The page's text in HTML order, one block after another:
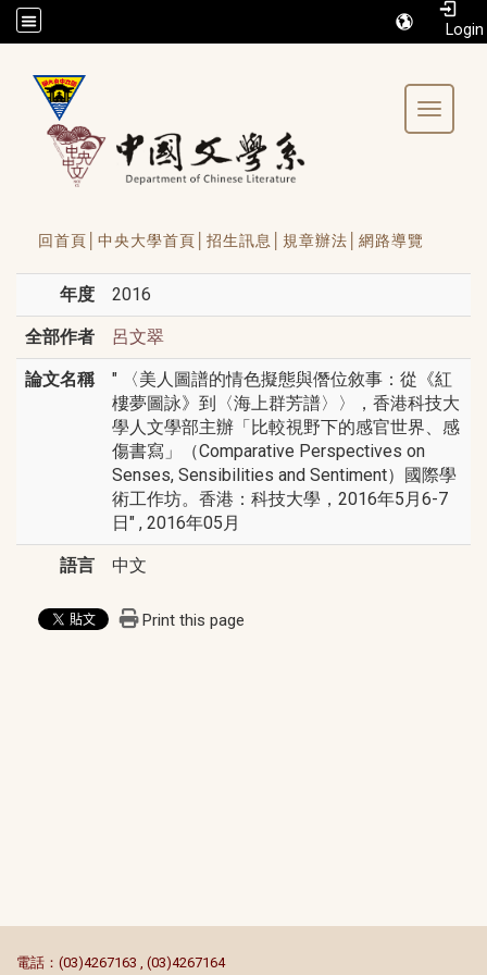
/accesskey"" title="Toolbar">:::
Toggle
回首頁│ 中央大學首頁│ 招生訊息│ 規章辦法│ 網路導覽
年度 2016
全部作者 呂文翠
論文名稱
" 〈美人圖譜的情色擬態與僭位敘事：從《紅
樓夢圖詠》到〈海上群芳譜〉〉，香港科技大
學人文學部主辦「比較視野下的感官世界、感
傷書寫」（Comparative Perspectives on
Senses, Sensibilities and Sentiment）國際學
術工作坊。香港：科技大學，2016年5月6-7
日" , 2016年05月
語言 中文
Print this page
電話：(03)4267163 , (03)4267164